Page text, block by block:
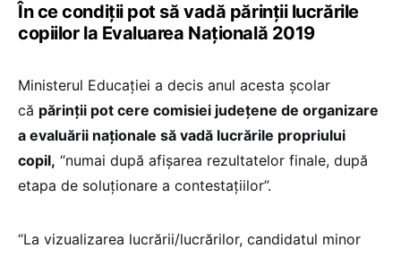
În ce condiții pot să vadă părinții lucrările
copiilor la Evaluarea Națională 2019
Ministerul Educației a decis anul acesta școlar
că părinții pot cere comisiei județene de organizare
a evaluării naționale să vadă lucrările propriului
copil, “numai după afișarea rezultatelor finale, după
etapa de soluționare a contestațiilor”.
“La vizualizarea lucrării/lucrărilor, candidatul minor